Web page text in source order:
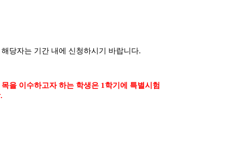
당자는 기간 내에 신청하시기 바랍니다.
을 이수하고자 하는 학생은 1 학기에 특별시험
.